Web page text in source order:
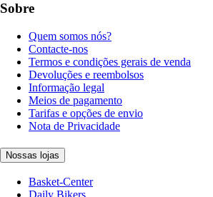
Sobre
Quem somos nós?
Contacte-nos
Termos e condições gerais de venda
Devoluções e reembolsos
Informação legal
Meios de pagamento
Tarifas e opções de envio
Nota de Privacidade
Nossas lojas
Basket-Center